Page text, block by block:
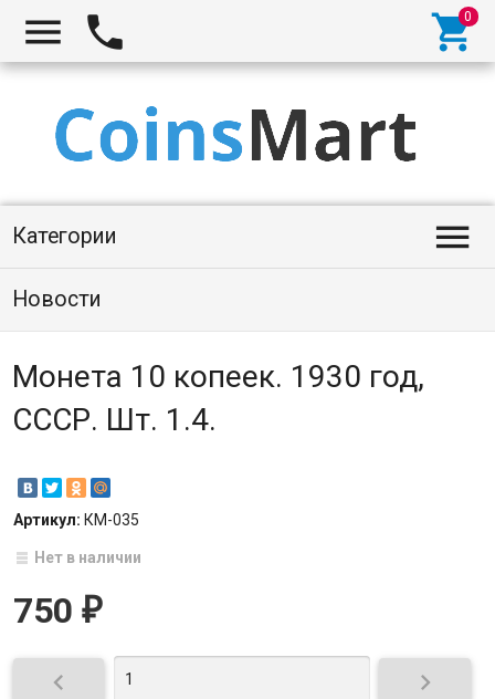
  
Категории 
Новости
Монета 10 копеек. 1930 год,
СССР. Шт. 1.4.
Артикул: КМ-035
Нет в наличии
750 ₽
 